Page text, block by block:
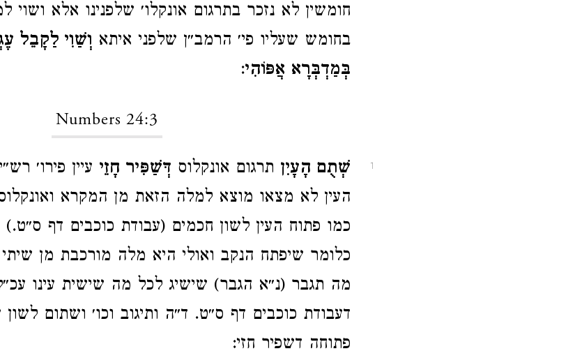
חומשין לא נזכר בתרגום אונקלו׳ שלפנינו אלא ושוי
בחומש שעליו פי׳ הרמב״ן שלפני איתא וְשַׁוִי לַקָבֵל
בְּמַדְבְּרָא אֲפּוֹהִי:
Numbers 24:3
1 שְׁתֻם הָעָיִן תרגום אונקלוס דְּשַׁפִּיר חָזֵי עיין פירו׳
העין לא מצאו מוצא למלה הזאת מן המקרא
כמו פתוח העין לשון חכמים (עבודת כוכבים דף ס״ט.)
כלומר שיפתח הנקב ואולי היא מלה מורכבת מן
מה תגבר (נ״א הגבר) שישיג לכל מה שישית עינו
דעבודת כוכבים דף ס״ט. ד״ה ותיגוב וכו׳ ושתום לשון
פתוחה דשפיר חזי: